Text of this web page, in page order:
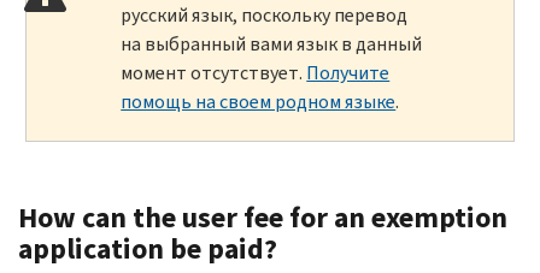
русский язык, поскольку перевод
на выбранный вами язык в данный
момент отсутствует. Получите
помощь на своем родном языке.
How can the user fee for an exemption
application be paid?